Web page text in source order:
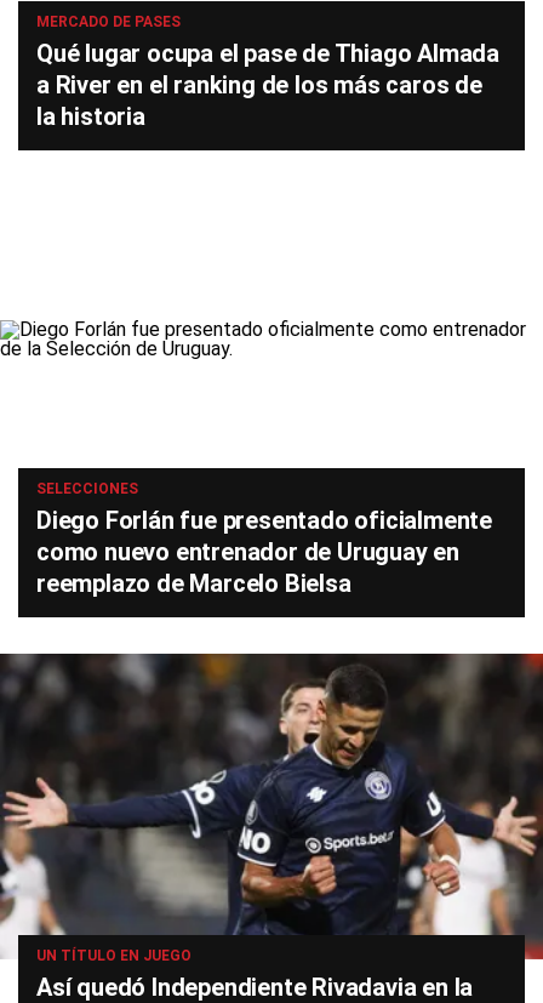
MERCADO DE PASES
Qué lugar ocupa el pase de Thiago Almada
a River en el ranking de los más caros de
la historia
SELECCIONES
Diego Forlán fue presentado oficialmente
como nuevo entrenador de Uruguay en
reemplazo de Marcelo Bielsa
UN TÍTULO EN JUEGO
Así quedó Independiente Rivadavia en la